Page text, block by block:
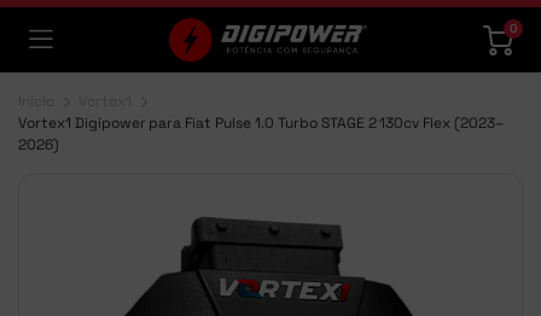
0
Vortex1 Digipower para Fiat Pulse 1.0 Turbo STAGE 2 130cv Flex (2023–
2026)